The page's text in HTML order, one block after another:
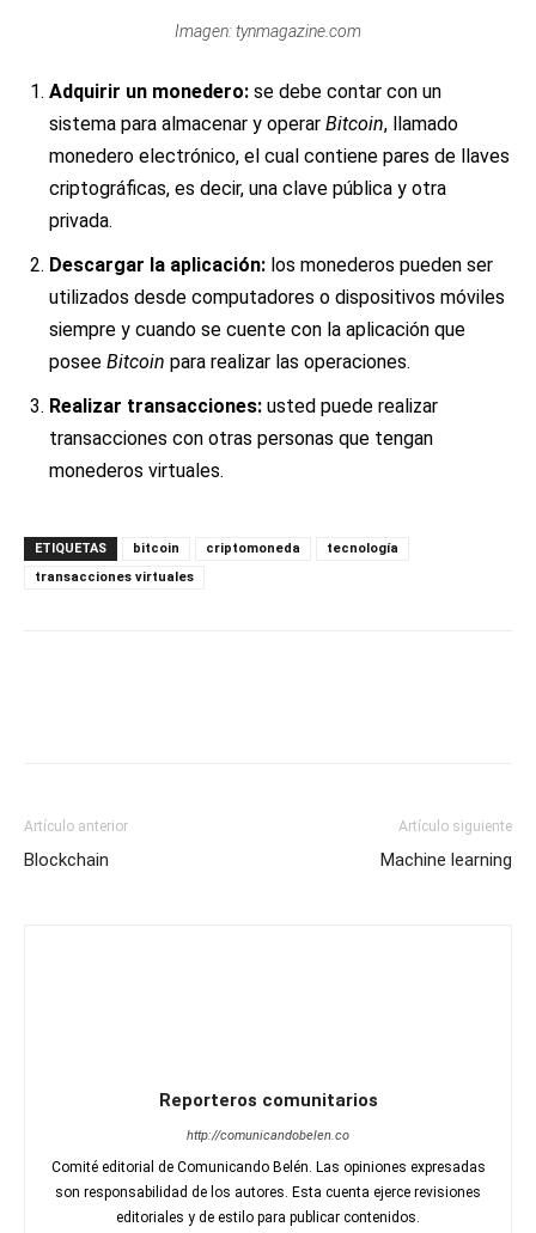
Imagen: tynmagazine.com
Adquirir un monedero: se debe contar con un
sistema para almacenar y operar Bitcoin, llamado
monedero electrónico, el cual contiene pares de llaves
criptográficas, es decir, una clave pública y otra
privada.
Descargar la aplicación: los monederos pueden ser
utilizados desde computadores o dispositivos móviles
siempre y cuando se cuente con la aplicación que
posee Bitcoin para realizar las operaciones.
Realizar transacciones: usted puede realizar
transacciones con otras personas que tengan
monederos virtuales.
ETIQUETAS bitcoin criptomoneda
tecnología
transacciones virtuales
Artículo anterior
Blockchain
Artículo siguiente
Machine learning
Reporteros comunitarios
http://comunicandobelen.co
Comité editorial de Comunicando Belén. Las opiniones expresadas
son responsabilidad de los autores. Esta cuenta ejerce revisiones
editoriales y de estilo para publicar contenidos.